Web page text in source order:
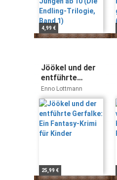
4,99 €
Jöökel und der
entführte
Gerfalke: Ein
Fantasy-Krimi
für Kinder
Enno Lottmann
25,99 €